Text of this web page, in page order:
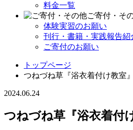
料金一覧
ご寄付・そ
体験実習のお願い
刊行・書籍・実践報告紹
ご寄付のお願い
トップページ
つねづね草『浴衣着付け教室』
2024.06.24
つねづね草『浴衣着付